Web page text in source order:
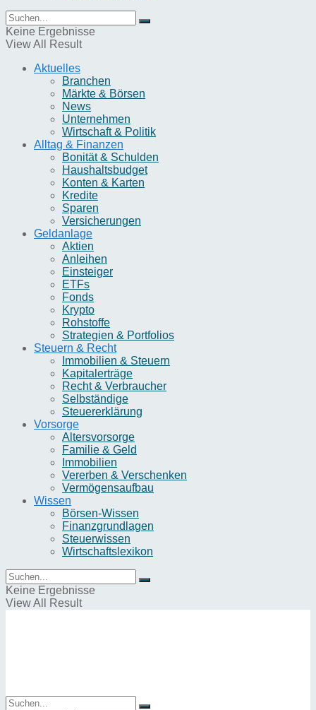
Keine Ergebnisse
View All Result
Aktuelles
Branchen
Märkte & Börsen
News
Unternehmen
Wirtschaft & Politik
Alltag & Finanzen
Bonität & Schulden
Haushaltsbudget
Konten & Karten
Kredite
Sparen
Versicherungen
Geldanlage
Aktien
Anleihen
Einsteiger
ETFs
Fonds
Krypto
Rohstoffe
Strategien & Portfolios
Steuern & Recht
Immobilien & Steuern
Kapitalerträge
Recht & Verbraucher
Selbständige
Steuererklärung
Vorsorge
Altersvorsorge
Familie & Geld
Immobilien
Vererben & Verschenken
Vermögensaufbau
Wissen
Börsen-Wissen
Finanzgrundlagen
Steuerwissen
Wirtschaftslexikon
Keine Ergebnisse
View All Result